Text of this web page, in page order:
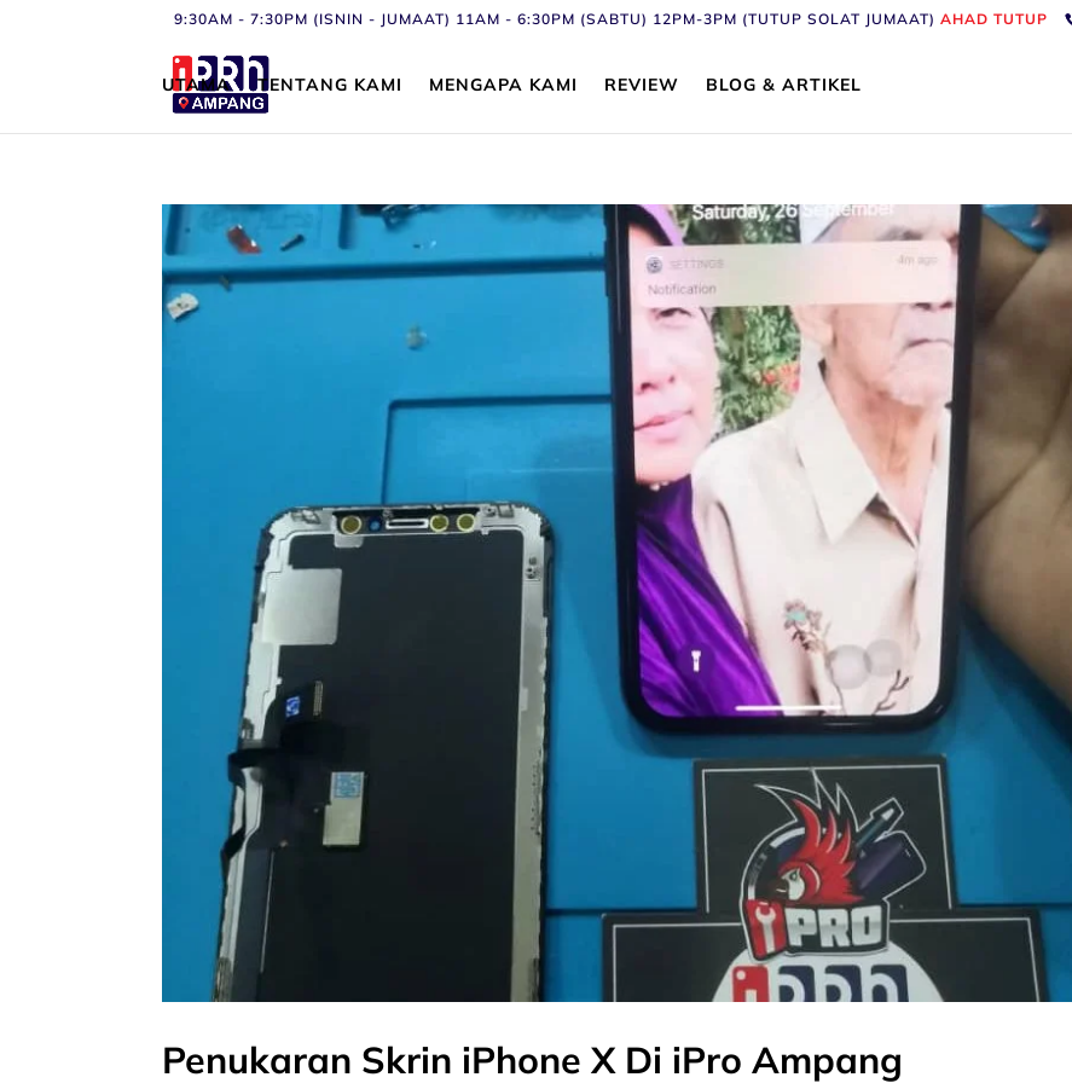
9:30AM - 7:30PM (ISNIN - JUMAAT) 11AM - 6:30PM (SABTU) 12PM-3PM (TUTUP SOLAT JUMAAT)AHAD TUTUP
UTAMA TENTANG KAMI MENGAPA KAMI REVIEW BLOG & ARTIKEL
Penukaran Skrin iPhone X Di iPro Ampang